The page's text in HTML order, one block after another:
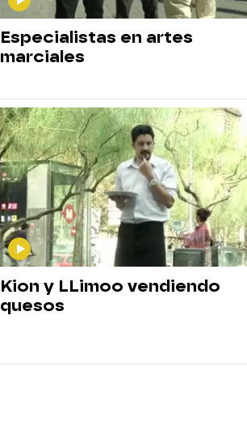
Especialistas en artes
marciales
Kion y LLimoo vendiendo
quesos